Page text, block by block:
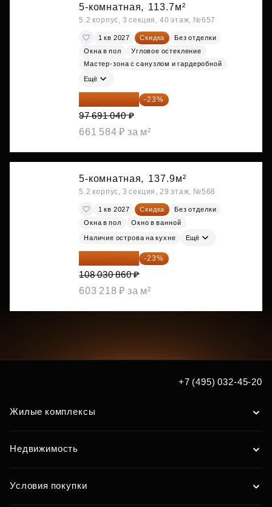
5-комнатная, 113.7м²
5.2 корпус, 3 секция, 40 этаж, №657
1 кв 2027 Скидка
Без отделки
Окна в пол
Угловое остекление
Мастер-зона с санузлом и гардеробной
Ещё
75 222 101 ₽ -23%
97 691 040 ₽
661 584 ₽ за м²
5-комнатная, 137.9м²
5.2 корпус, 3 секция, 29 этаж, №568
1 кв 2027 Скидка
Без отделки
Окна в пол
Окно в ванной
Наличие острова на кухне Ещё
83 183 762 ₽ -23%
108 030 860 ₽
603 218 ₽ за м²
+7 (495) 032-45-20
Жилые комплексы
Недвижимость
Условия покупки